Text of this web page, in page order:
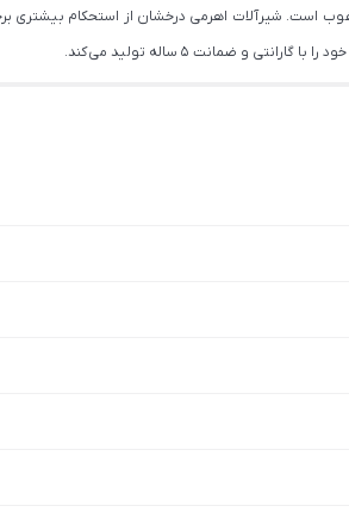
است. شیرآلات اهرمی درخشان از استحکام بیشتری
و ضمانت 5 ساله تولید می کند.